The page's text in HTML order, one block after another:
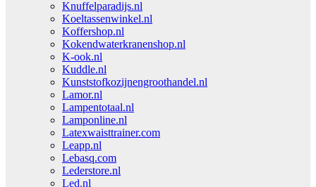
Knuffelparadijs.nl
Koeltassenwinkel.nl
Koffershop.nl
Kokendwaterkranenshop.nl
K-ook.nl
Kuddle.nl
Kunststofkozijnengroothandel.nl
Lamor.nl
Lampentotaal.nl
Lamponline.nl
Latexwaisttrainer.com
Leapp.nl
Lebasq.com
Lederstore.nl
Led.nl